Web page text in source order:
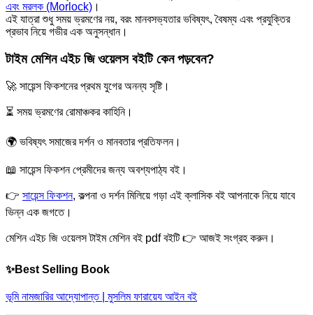
এবং মরলক (Morlock) ।
এই যাত্রা শুধু সময় ভ্রমণের নয়, বরং মানবসভ্যতার ভবিষ্যৎ, বৈষম্য এবং প্রযুক্তির
প্রভাব নিয়ে গভীর এক অনুসন্ধান।
টাইম মেশিন এইচ জি ওয়েলস বইটি কেন পড়বেন?
🚀 সায়েন্স ফিকশনের প্রথম যুগের অনন্য সৃষ্টি।
⏳ সময় ভ্রমণের রোমাঞ্চকর কাহিনি।
🌍 ভবিষ্যৎ সমাজের দর্শন ও মানবতার প্রতিফলন।
📖 সায়েন্স ফিকশন প্রেমীদের জন্য অবশ্যপাঠ্য বই।
👉 সায়েন্স ফিকশন, কল্পনা ও দর্শন মিলিয়ে গড়া এই ক্লাসিক বই আপনাকে নিয়ে যাবে
ভিন্ন এক জগতে।
মেশিন এইচ জি ওয়েলস টাইম মেশিন বই pdf বইটি 👉 আজই সংগ্রহ করুন।
✨Best Selling Book
ভূমি নামজারির আদ্যোপান্ত | মুসলিম ফারায়েয আইন বই